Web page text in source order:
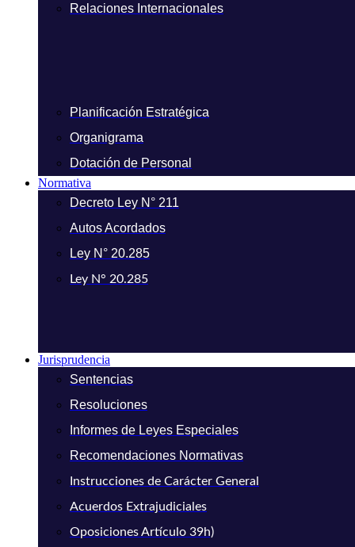
Relaciones Internacionales
Planificación Estratégica
Organigrama
Dotación de Personal
Normativa
Decreto Ley N° 211
Autos Acordados
Ley N° 20.285
Ley N° 20.285
Jurisprudencia
Sentencias
Resoluciones
Informes de Leyes Especiales
Recomendaciones Normativas
Instrucciones de Carácter General
Acuerdos Extrajudiciales
Oposiciones Artículo 39h)